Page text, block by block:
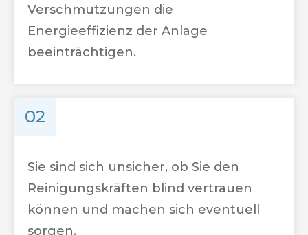
Verschmutzungen die
Energieeffizienz der Anlage
beeinträchtigen.
02
Sie sind sich unsicher, ob Sie den
Reinigungskräften blind vertrauen
können und machen sich eventuell
sorgen.